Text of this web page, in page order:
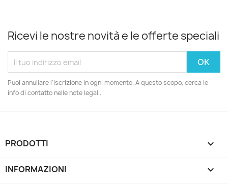
Ricevi le nostre novità e le offerte speciali
Puoi annullare l'iscrizione in ogni momento. A questo scopo, cerca le
info di contatto nelle note legali.
PRODOTTI 
INFORMAZIONI 